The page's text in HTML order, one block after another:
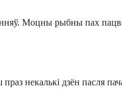
Моцны рыбны пах
некалькі дзён пасля